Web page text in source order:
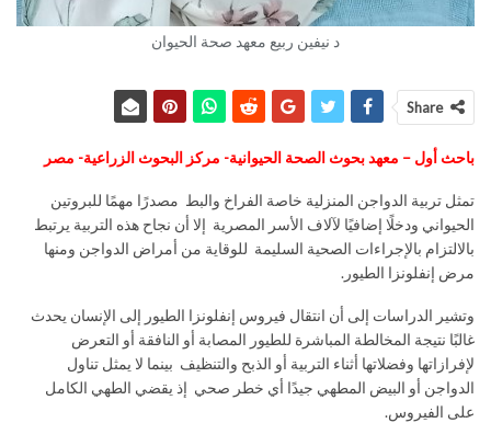
د نيفين ربيع معهد صحة الحيوان
Share
باحث أول – معهد بحوث الصحة الحيوانية- مركز البحوث الزراعية- مصر
تمثل تربية الدواجن المنزلية خاصة الفراخ والبط مصدرًا مهمًا للبروتين
الحيواني ودخلًا إضافيًا لآلاف الأسر المصرية إلا أن نجاح هذه التربية يرتبط
بالالتزام بالإجراءات الصحية السليمة للوقاية من أمراض الدواجن ومنها
مرض إنفلونزا الطيور.
وتشير الدراسات إلى أن انتقال فيروس إنفلونزا الطيور إلى الإنسان يحدث
غالبًا نتيجة المخالطة المباشرة للطيور المصابة أو النافقة أو التعرض
لإفرازاتها وفضلاتها أثناء التربية أو الذبح والتنظيف بينما لا يمثل تناول
الدواجن أو البيض المطهي جيدًا أي خطر صحي إذ يقضي الطهي الكامل
على الفيروس.